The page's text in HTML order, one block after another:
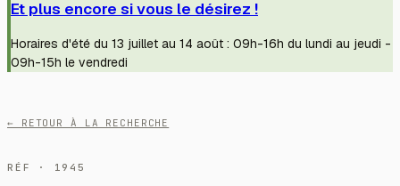
Et plus encore si vous le désirez !
Horaires d'été du 13 juillet au 14 août : 09h-16h du lundi au jeudi -
09h-15h le vendredi
← RETOUR À LA RECHERCHE
RÉF · 1945